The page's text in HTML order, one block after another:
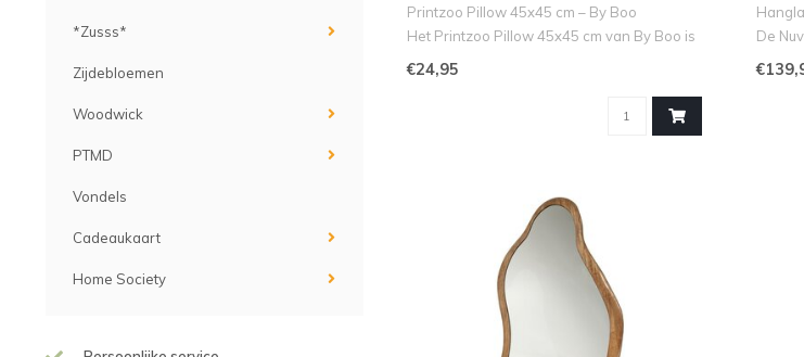
*Zusss*
Zijdebloemen
Woodwick
PTMD
Vondels
Cadeaukaart
Home Society
Printzoo Pillow 45x45 cm – By Boo
Het Printzoo Pillow 45x45 cm van By Boo is
..
€24,95
De